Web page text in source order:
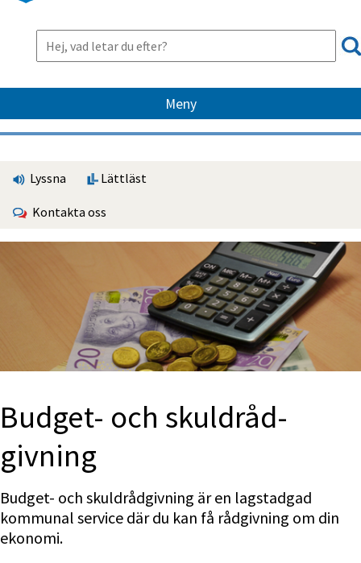
Meny
Lyssna Lättläst
Kontakta oss
Budget- och skuldråd­
givning
Budget- och skuldrådgivning är en lagstadgad
kommunal service där du kan få rådgivning om din
ekonomi.